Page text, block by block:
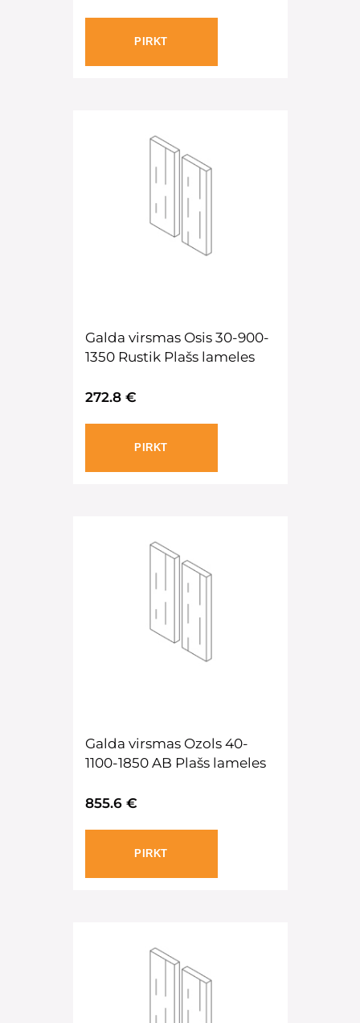
PIRKT
Galda virsmas Osis 30-900-
1350 Rustik Plašs lameles
272.8 €
PIRKT
Galda virsmas Ozols 40-
1100-1850 AB Plašs lameles
855.6 €
PIRKT